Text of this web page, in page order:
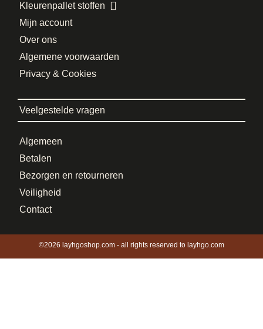
Kleurenpallet stoffen
Mijn account
Over ons
Algemene voorwaarden
Privacy & Cookies
Veelgestelde vragen
Algemeen
Betalen
Bezorgen en retourneren
Veiligheid
Contact
©2026 layhgoshop.com - all rights reserved to layhgo.com